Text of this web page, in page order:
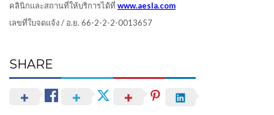
คลินิกและสถานที่ให้บริการได้ที่ www.aesla.com
เลขที่ใบจดแจ้ง / อ.ย. 66-2-2-2-0013657
SHARE